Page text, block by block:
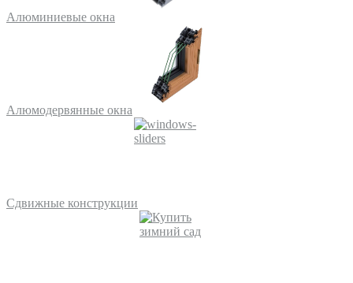
Алюминиевые окна
Алюмодервянные окна
Сдвижные конструкции